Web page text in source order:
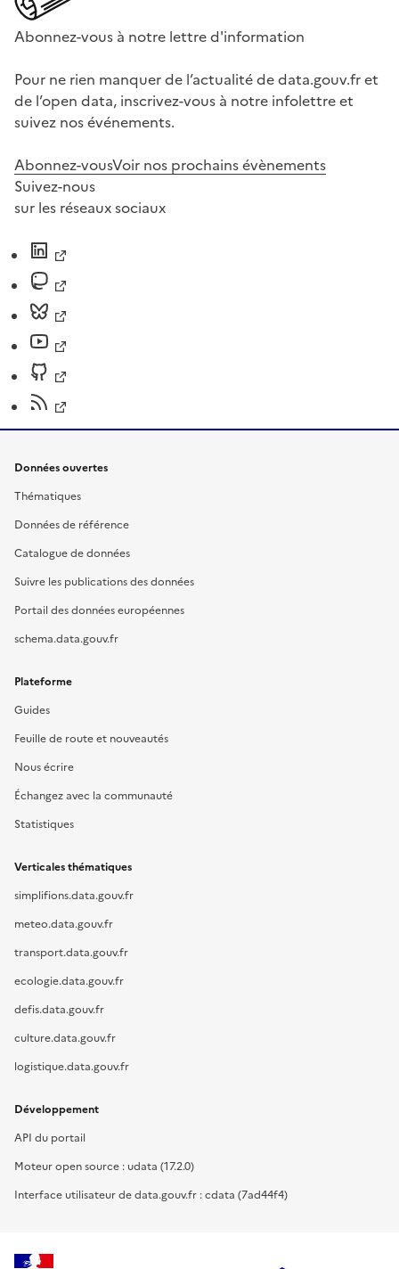
Abonnez-vous à notre lettre d'information
Pour ne rien manquer de l’actualité de data.gouv.fr et
de l’open data, inscrivez-vous à notre infolettre et
suivez nos événements.
Abonnez-vousVoir nos prochains évènements
Suivez-nous
sur les réseaux sociaux
Données ouvertes
Thématiques
Données de référence
Catalogue de données
Suivre les publications des données
Portail des données européennes
schema.data.gouv.fr
Plateforme
Guides
Feuille de route et nouveautés
Nous écrire
Échangez avec la communauté
Statistiques
Verticales thématiques
simplifions.data.gouv.fr
meteo.data.gouv.fr
transport.data.gouv.fr
ecologie.data.gouv.fr
defis.data.gouv.fr
culture.data.gouv.fr
logistique.data.gouv.fr
Développement
API du portail
Moteur open source : udata (17.2.0)
Interface utilisateur de data.gouv.fr : cdata (7ad44f4)